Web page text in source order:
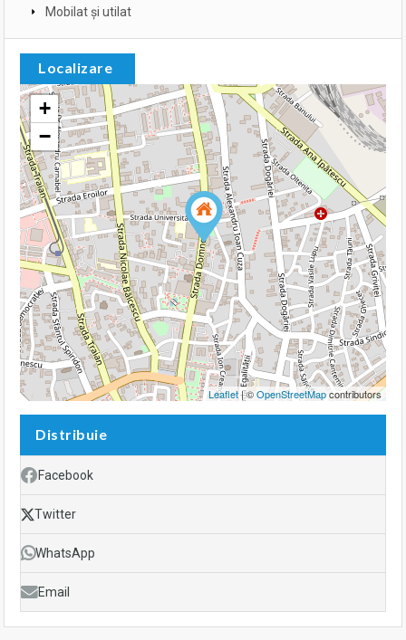
Mobilat și utilat
Localizare
+
−
Leaflet| ©OpenStreetMapcontributors
Distribuie
Facebook
Twitter
WhatsApp
Email